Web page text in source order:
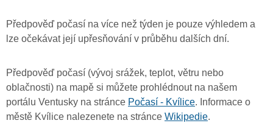
Předpověď počasí na více než týden je pouze výhledem a
lze očekávat její upřesňování v průběhu dalších dní.
Předpověď počasí (vývoj srážek, teplot, větru nebo
oblačnosti) na mapě si můžete prohlédnout na našem
portálu Ventusky na stránce Počasí - Kvílice. Informace o
městě Kvílice nalezenete na stránce Wikipedie.